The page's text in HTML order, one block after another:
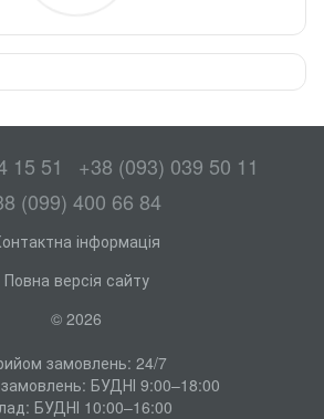
15 51
+38 (093) 039 50 11
(099) 400 66 84
інформація
Повна версія сайту
© 2026
замовлень: 24/7
БУДНІ 9:00–18:00
БУДНІ 10:00–16:00